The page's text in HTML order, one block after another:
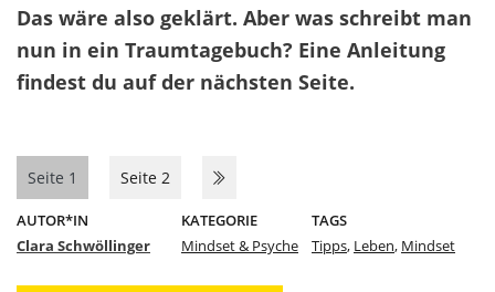
Das wäre also geklärt. Aber was schreibt man
nun in ein Traumtagebuch? Eine Anleitung
findest du auf der nächsten Seite.
Seite 1 Seite 2
AUTOR*IN
Clara Schwöllinger
KATEGORIE
Mindset & Psyche
TAGS
Tipps, Leben, Mindset